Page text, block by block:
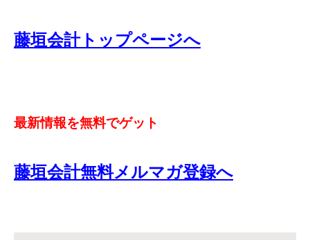
藤垣会計トップページへ
最新情報を無料でゲット
藤垣会計無料メルマガ登録へ